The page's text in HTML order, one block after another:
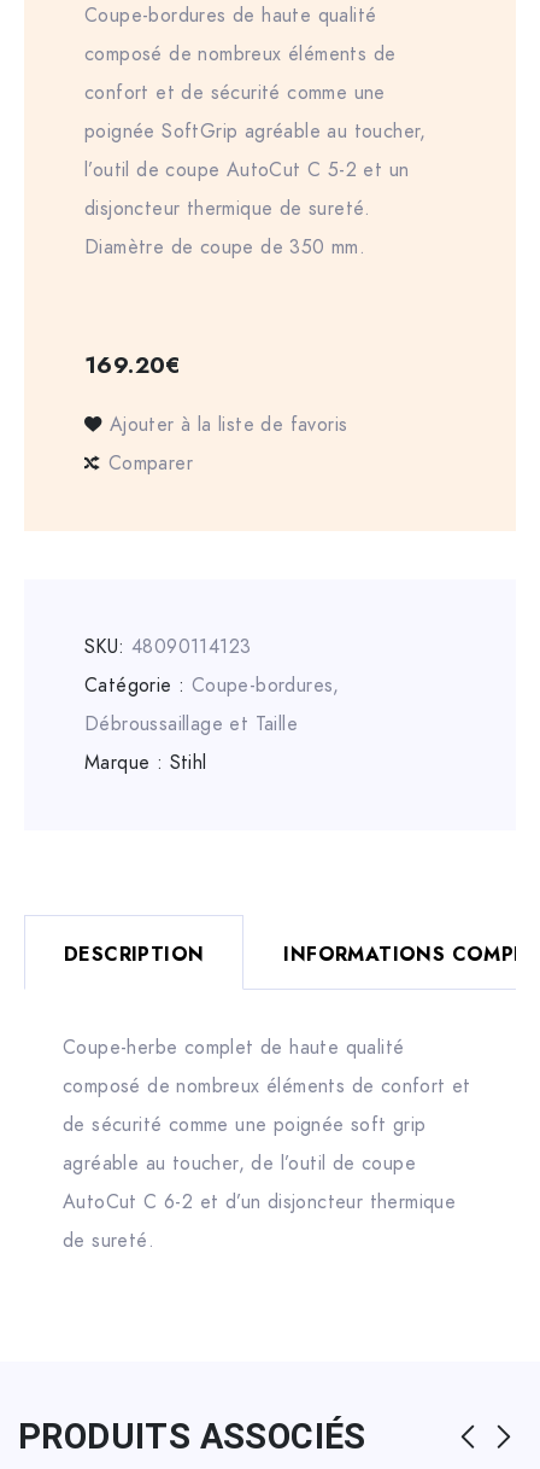
Coupe-bordures de haute qualité
composé de nombreux éléments de
confort et de sécurité comme une
poignée SoftGrip agréable au toucher,
l’outil de coupe AutoCut C 5-2 et un
disjoncteur thermique de sureté.
Diamètre de coupe de 350 mm.
169.20€
Ajouter à la liste de favoris
Comparer
SKU: 48090114123
Catégorie : Coupe-bordures,
Débroussaillage et Taille
Marque : Stihl
DESCRIPTION INFORMATIONS
Coupe-herbe complet de haute qualité
composé de nombreux éléments de confort et
de sécurité comme une poignée soft grip
agréable au toucher, de l’outil de coupe
AutoCut C 6-2 et d’un disjoncteur thermique
de sureté.
PRODUITS ASSOCIÉS